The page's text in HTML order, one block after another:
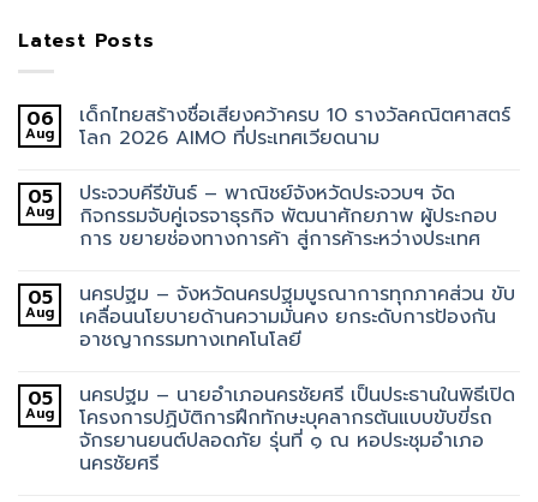
Latest Posts
06
Aug
เด็กไทยสร้างชื่อเสียงคว้าครบ 10 รางวัลคณิตศาสตร์
โลก 2026 AIMO ที่ประเทศเวียดนาม
05
Aug
ประจวบคีรีขันธ์ – พาณิชย์จังหวัดประจวบฯ จัด
กิจกรรมจับคู่เจรจาธุรกิจ พัฒนาศักยภาพ ผู้ประกอบ
การ ขยายช่องทางการค้า สู่การค้าระหว่างประเทศ
05
Aug
นครปฐม – จังหวัดนครปฐมบูรณาการทุกภาคส่วน ขับ
เคลื่อนนโยบายด้านความมั่นคง ยกระดับการป้องกัน
อาชญากรรมทางเทคโนโลยี
05
Aug
นครปฐม – นายอำเภอนครชัยศรี เป็นประธานในพิธีเปิด
โครงการปฏิบัติการฝึกทักษะบุคลากรต้นแบบขับขี่รถ
จักรยานยนต์ปลอดภัย รุ่นที่ ๑ ณ หอประชุมอำเภอ
นครชัยศรี